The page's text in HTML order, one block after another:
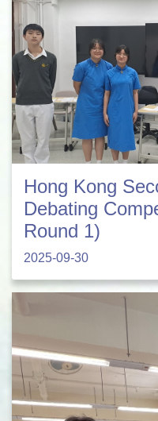
Hong Kong
Debating
Round 1)
2025-09-30